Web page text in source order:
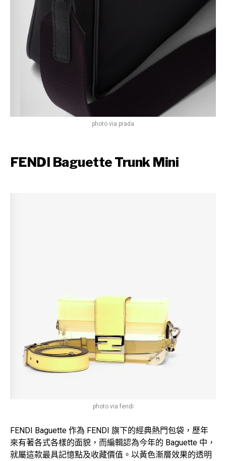
photo via prada
FENDI Baguette Trunk Mini
photo via fendi
FENDI Baguette 作為 FENDI 旗下的經典熱門包袋，歷年
來有著各式各樣的面貌，而編輯認為今年的 Baguette 中，
就屬這款最具記憶點及收藏價值。以黃色漸層效果的透明